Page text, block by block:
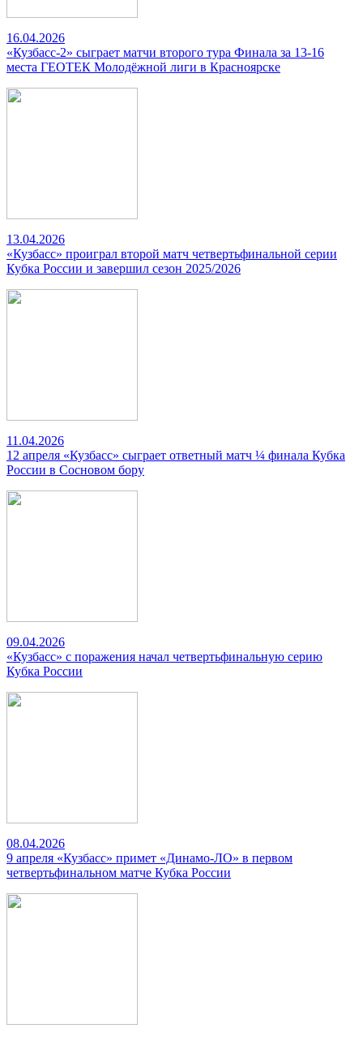
16.04.2026
«Кузбасс-2» сыграет матчи второго тура Финала за 13-16
места ГЕОТЕК Молодёжной лиги в Красноярске
13.04.2026
«Кузбасс» проиграл второй матч четвертьфинальной серии
Кубка России и завершил сезон 2025/2026
11.04.2026
12 апреля «Кузбасс» сыграет ответный матч ¼ финала Кубка
России в Сосновом бору
09.04.2026
«Кузбасс» с поражения начал четвертьфинальную серию
Кубка России
08.04.2026
9 апреля «Кузбасс» примет «Динамо-ЛО» в первом
четвертьфинальном матче Кубка России